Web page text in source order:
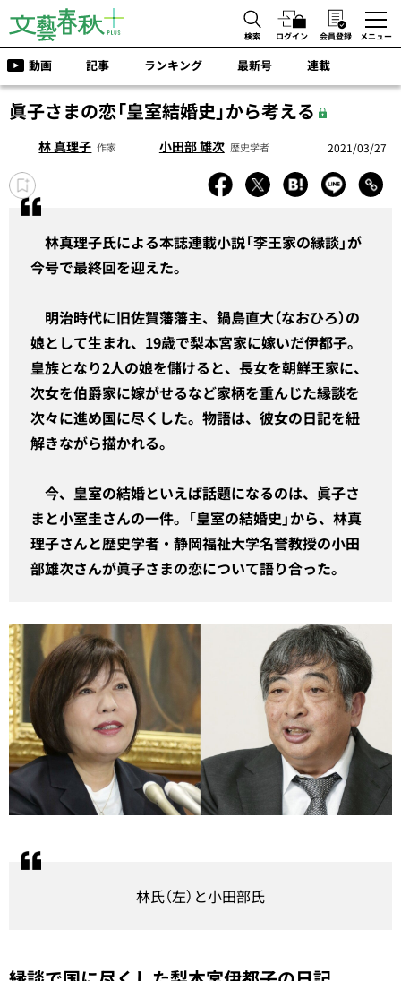
検索 ログイン 会員登録 メニュー
動画 記事 ランキング 最新号 連載
眞子さまの恋「皇室結婚史」から考える
林 真理子 作家 小田部 雄次 歴史学者 2021/03/27
林真理子氏による本誌連載小説「李王家の縁談」が
今号で最終回を迎えた。
明治時代に旧佐賀藩藩主、鍋島直大（なおひろ）の
娘として生まれ、19歳で梨本宮家に嫁いだ伊都子。
皇族となり2人の娘を儲けると、長女を朝鮮王家に、
次女を伯爵家に嫁がせるなど家柄を重んじた縁談を
次々に進め国に尽くした。物語は、彼女の日記を紐
解きながら描かれる。
今、皇室の結婚といえば話題になるのは、眞子さ
まと小室圭さんの一件。 「皇室の結婚史」から、 林真
理子さんと歴史学者・静岡福祉大学名誉教授の小田
部雄次さんが眞子さまの恋について語り合った。
林氏（左）と小田部氏